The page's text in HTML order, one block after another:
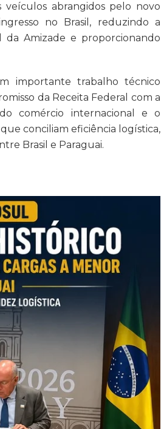
veículos abrangidos pelo novo
no Brasil, reduzindo a
Amizade e proporcionando
importante trabalho técnico
da Receita Federal com a
comércio internacional e o
conciliam eficiência logística,
Brasil e Paraguai.